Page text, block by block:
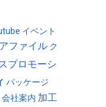
イベント
ファイル ク
プロモーシ
パッケージ
会社案内 加工